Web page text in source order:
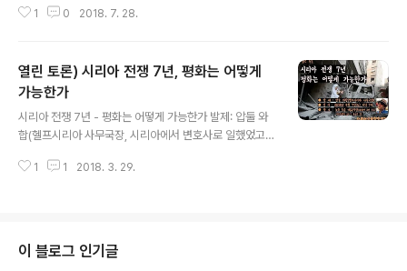
7시 장소 : 노들 5층 대교육장(혜화역 2번출구, 서울특별
지고 있습니다. 이슬람, 안전, 인종주의, 여성주의에 관한
다양한 쟁점들이 제기되고 있고 소수자 배제적인 래디컬
페미니즘과 상호교차성 페미니즘의 논쟁도 나타나고 있습
니다. 이런 상황과 쟁점 등을 함께 살펴보며 적절한 관점과
대안을 모색해 보려 합니다. 열린 자세로 자유롭게 생각을
나누며 답을 찾아가는 자리가 되길 기대합니다.(문의 : 010
1 0 2018. 7. 28.
열린 토론) 시리아 전쟁 7년, 평화는 어떻게
가능한가
시리아 전쟁 7년 - 평화는 어떻게 가능한가 발제: 압둘 와
합(헬프시리아 사무국장, 시리아에서 변호사로 일했었고
일시 : 2018년 4월 7일(토) 오후 7시 장소 : 노들 5층 대
자와 수백만 명의 난민이 발생했습니다. 무엇이 시리아에
서 이런 비극을 가져왔고, 누가 여기에 책임이 있으며, 어떻
1 1 2018. 3. 29.
이 블로그 인기글